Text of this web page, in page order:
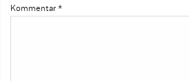
Kommentar *